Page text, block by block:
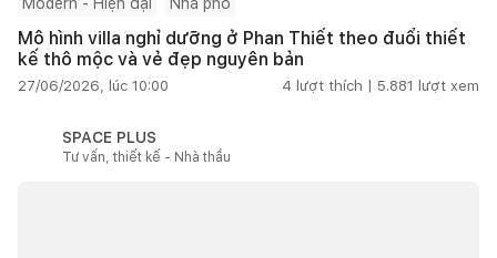
Mô hình villa nghỉ dưỡng ở Phan Thiết theo đuổi thiết
kế thô mộc và vẻ đẹp nguyên bản
27/06/2026, lúc 10:00 4 lượt thích | 5.881 lượt xem
SPACE PLUS
Tư vấn, thiết kế - Nhà thầu